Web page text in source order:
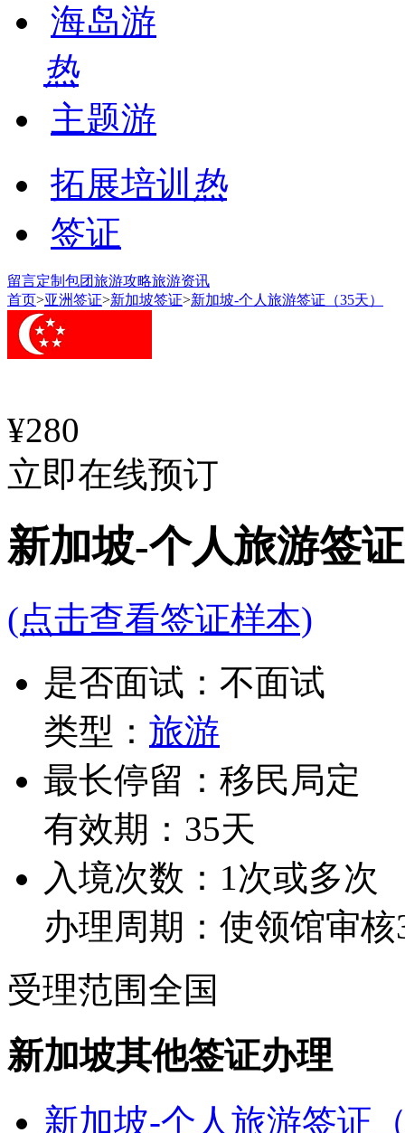
海岛游
热
主题游
拓展培训 热
签证
留言定制包团旅游攻略旅游资讯
首页>亚洲签证>新加坡签证>新加坡-个人旅游签证（35天）
¥280
立即在线预订
新加坡-个人旅游签
(点击查看签证样本)
是否面试：不面试
类型： 旅游
最长停留：移民局定
有效期：35天
入境次数：1次或多次
办理周期：使领馆审
受理范围全国
新加坡其他签证办理
新加坡-个人旅游签证